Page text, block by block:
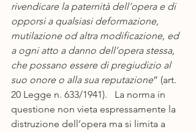
rivendicare la paternità dell’opera e di
opporsi a qualsiasi deformazione,
mutilazione od altra modificazione, ed
a ogni atto a danno dell’opera stessa,
che possano essere di pregiudizio al
suo onore o alla sua reputazione” (art.
20 Legge n. 633/1941).   La norma in
questione non vieta espressamente la
distruzione dell’opera ma si limita a